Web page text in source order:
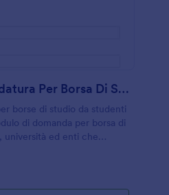
Modulo Di Candidatura Per Borsa Di Studio
borse di studio da studenti
di domanda per borsa di
università ed enti che